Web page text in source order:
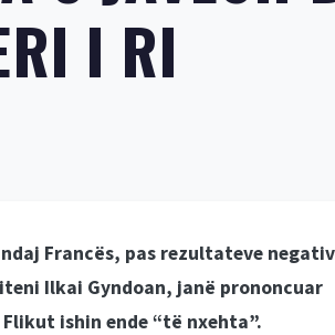
I RI
Francës, pas rezultateve
Ilkai Gyndoan, janë prononcuar
ishin ende “të nxehta”.